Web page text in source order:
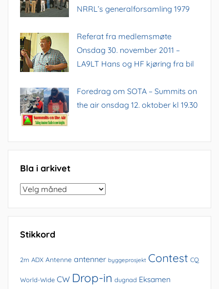
NRRL’s generalforsamling 1979
Referat fra medlemsmøte
Onsdag 30. november 2011 –
LA9LT Hans og HF kjøring fra bil
Foredrag om SOTA – Summits on
the air onsdag 12. oktober kl 19.30
Bla i arkivet
Bla
arkivet
Stikkord
2m ADX Antenne antenner byggeprosjekt Contest CQ
World-Wide CW Drop-in dugnad Eksamen